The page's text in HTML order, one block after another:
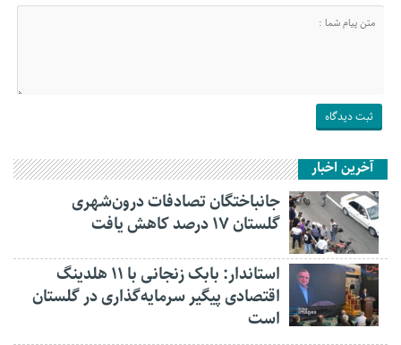
آخرین اخبار
جانباختگان تصادفات درون‌شهری
گلستان ۱۷ درصد کاهش یافت
استاندار: بابک زنجانی با ۱۱ هلدینگ
اقتصادی پیگیر سرمایه‌گذاری در گلستان
است